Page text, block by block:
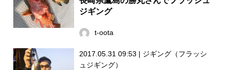
ジギング
t-oota
2017.05.31 09:53 | ジギング（フラッシ
ュジギング）